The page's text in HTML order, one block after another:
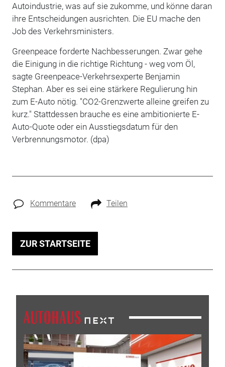
Autoindustrie, was auf sie zukomme, und könne daran
ihre Entscheidungen ausrichten. Die EU mache den
Job des Verkehrsministers.
Greenpeace forderte Nachbesserungen. Zwar gehe
die Einigung in die richtige Richtung - weg vom Öl,
sagte Greenpeace-Verkehrsexperte Benjamin
Stephan. Aber es sei eine stärkere Regulierung hin
zum E-Auto nötig. "CO2-Grenzwerte alleine greifen zu
kurz." Stattdessen brauche es eine ambitionierte E-
Auto-Quote oder ein Ausstiegsdatum für den
Verbrennungsmotor. (dpa)
Kommentare Teilen
ZUR STARTSEITE